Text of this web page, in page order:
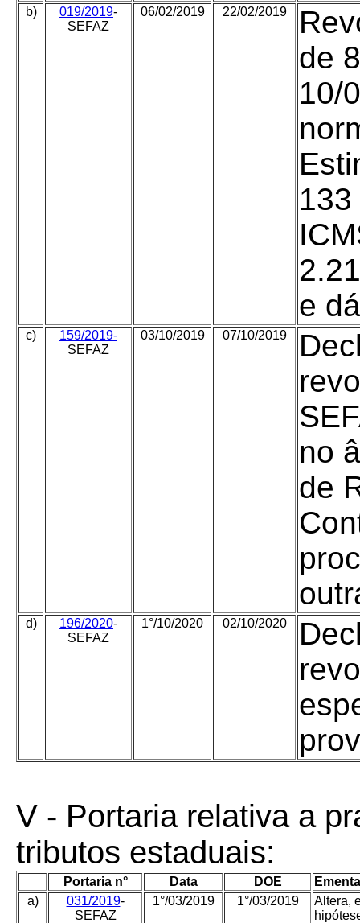
b) 019/2019-
SEFAZ
06/02/2019 22/02/2019
de
10/
e
c)
159/2019-
SEFAZ
03/10/2019 07/10/2019
no
de
d) 196/2020-
SEFAZ
1°/10/2020 02/10/2020
V - Portaria relativa a
tributos estaduais:
Portaria n° Data DOE
a)
031/2019-
SEFAZ
1°/03/2019 1°/03/2019
Altera,